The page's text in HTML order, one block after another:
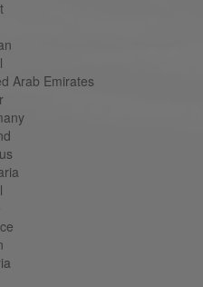
Arab Emirates